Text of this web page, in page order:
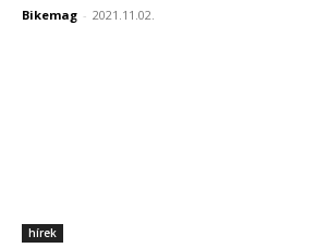
Bikemag - 2021.11.02.
hírek